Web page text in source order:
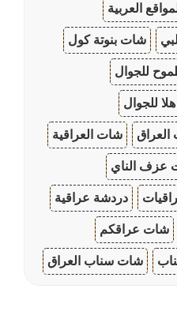
العربية
شات بنوتة كول
للجوال
للجوال
شات العراقية
عزف الناي
دردشة عراقية
شات عراقكم
شات سناب العراق